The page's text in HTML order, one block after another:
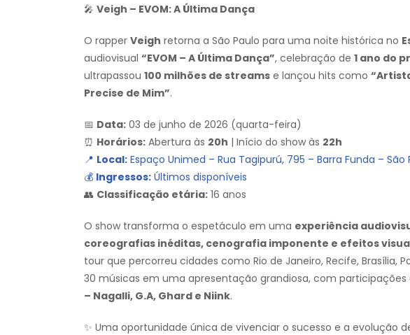
🎤 Veigh – EVOM: A Última Dança
O rapper Veigh retorna a São Paulo para uma noite histórica no
audiovisual “EVOM – A Última Dança”, celebração de 1 ano do
ultrapassou 100 milhões de streams e lançou hits como
Precise de Mim”.
📅 Data: 03 de junho de 2026 (quarta-feira)
⏰ Horários: Abertura às 20h | Início do show às 22h
📍 Local: Espaço Unimed – Rua Tagipurú, 795 – Barra Funda – São
💰 Ingressos: Últimos disponíveis
👥 Classificação etária: 16 anos
O show transforma o espetáculo em uma experiência
coreografias inéditas, cenografia imponente e efeitos
tour que percorreu cidades como Rio de Janeiro, Recife, Brasília,
30 músicas em uma apresentação grandiosa, com participações
– Nagalli, G.A, Ghard e Niink.
✨ Uma oportunidade única de vivenciar o sucesso e a evolução